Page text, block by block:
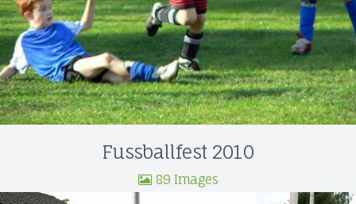
Fussballfest 2010
89 Images